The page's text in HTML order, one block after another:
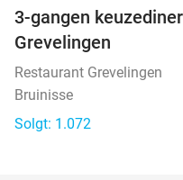
3-gangen
Grevelingen
Restaurant Grevelingen
Bruinisse
Solgt: 1.072